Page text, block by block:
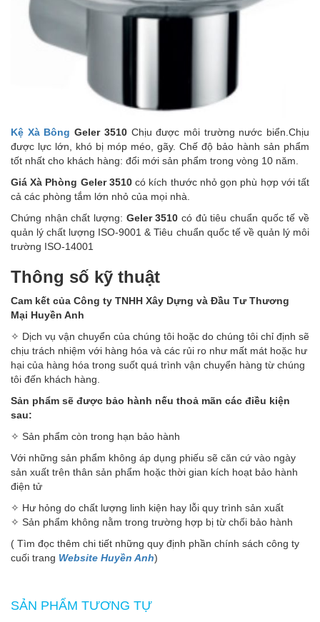
Kệ Xà Bông Geler 3510 Chịu được môi trường nước biển.Chịu
được lực lớn, khó bị móp méo, gãy. Chế độ bảo hành sản phẩm
tốt nhất cho khách hàng: đổi mới sản phẩm trong vòng 10 năm.
Giá Xà Phòng Geler 3510có kích thước nhỏ gọn phù hợp với tất
cả các phòng tắm lớn nhỏ của mọi nhà.
Chứng nhận chất lượng: Geler 3510có đủ tiêu chuẩn quốc tế về
quản lý chất lượng ISO-9001 & Tiêu chuẩn quốc tế về quản lý môi
trường ISO-14001
Thông số kỹ thuật
Cam kết của Công ty TNHH Xây Dựng và Đầu Tư Thương
Mại Huyền Anh
✧ Dịch vụ vận chuyển của chúng tôi hoặc do chúng tôi chỉ định sẽ
chịu trách nhiệm với hàng hóa và các rủi ro như mất mát hoặc hư
hại của hàng hóa trong suốt quá trình vận chuyển hàng từ chúng
tôi đến khách hàng.
Sản phẩm sẽ được bảo hành nếu thoả mãn các điều kiện
sau:
✧ Sản phẩm còn trong hạn bảo hành
Với những sản phẩm không áp dụng phiếu sẽ căn cứ vào ngày
sản xuất trên thân sản phẩm hoặc thời gian kích hoạt bảo hành
điện tử
✧ Hư hỏng do chất lượng linh kiện hay lỗi quy trình sản xuất
✧ Sản phẩm không nằm trong trường hợp bị từ chối bảo hành
( Tìm đọc thêm chi tiết những quy định phần chính sách công ty
cuối trang Website Huyền Anh)
SẢN PHẨM TƯƠNG TỰ